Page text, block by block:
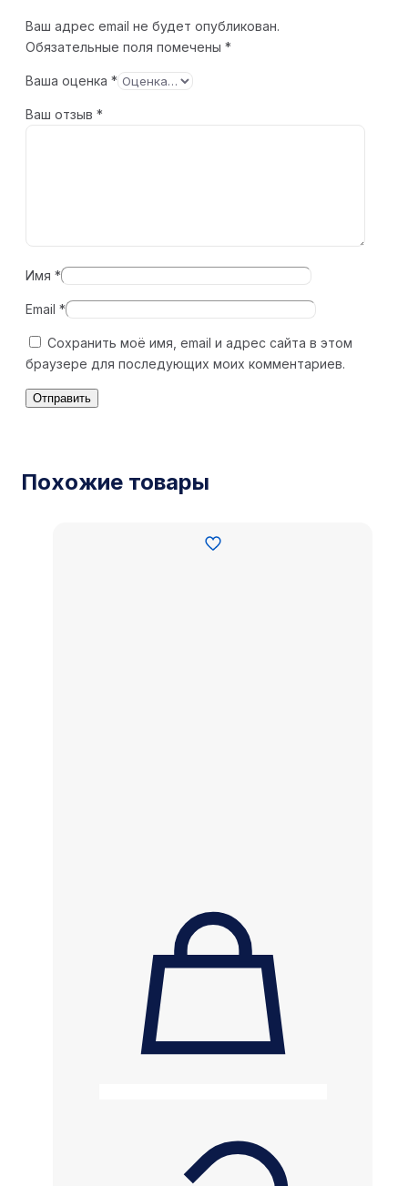
Ваш адрес email не будет опубликован.
Обязательные поля помечены *
Ваша оценка *
Ваш отзыв *
Имя *
Email *
Сохранить моё имя, email и адрес сайта в этом
браузере для последующих моих комментариев.
Похожие товары